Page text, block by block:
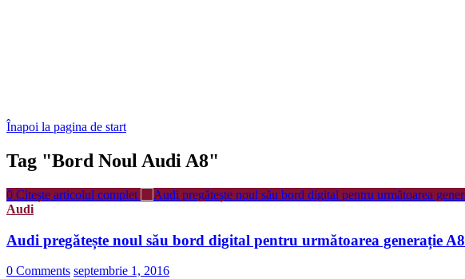
Înapoi la pagina de start
Tag "Bord Noul Audi A8"
0 Citește articolul complet
Audi
Audi pregătește noul său bord digital pentru următoarea generație A8
0 Comments septembrie 1, 2016